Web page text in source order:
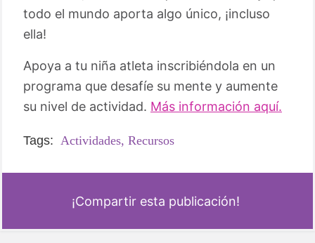
todo el mundo aporta algo único, ¡incluso
ella!
Apoya a tu niña atleta inscribiéndola en un
programa que desafíe su mente y aumente
su nivel de actividad. Más información aquí.
Tags: Actividades, Recursos
¡Compartir esta publicación!